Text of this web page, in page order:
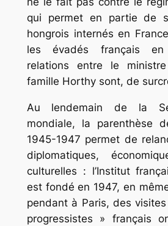
qui permet en partie de
hongrois internés en
les évadés français
relations entre le
famille Horthy sont, de
Au lendemain de la
mondiale, la parenthèse
1945-1947 permet de
diplomatiques,
culturelles : l’Institut
est fondé en 1947, en
pendant à Paris, des visites
progressistes » français